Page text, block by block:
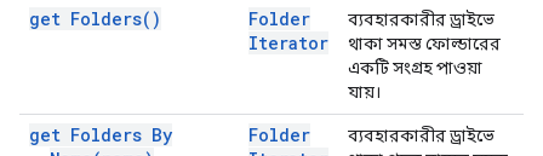
get Folders( )
Folder
Iterator
ব্যবহারকারীর ড্রাইভে
থাকা সমস্ত ফোল্ডারের
একটি সংগ্রহ পাওয়া
যায়।
get Folders By
Folder
ব্যবহারকারীর ড্রাইভে